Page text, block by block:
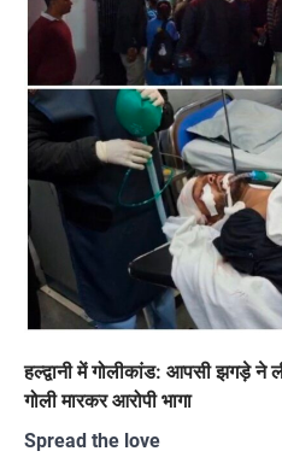
हल्द्वानी में गोलीकांड: आपसी झगड़े ने
गोली मारकर आरोपी भागा
Spread the love